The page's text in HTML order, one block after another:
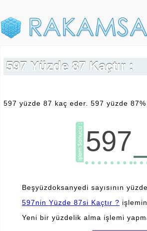
597 Yüzde 87 Kaçtır :
597 yüzde 87 kaç eder. 597 yüzde
597
Beşyüzdoksanyedi sayısının
597nin Yüzde 87si Kaçtır ?
Yeni bir yüzdelik alma işlemi